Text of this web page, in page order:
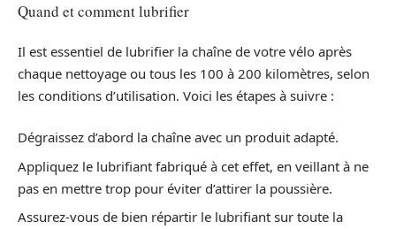
Quand et comment lubrifier
Il est essentiel de lubrifier la chaîne de votre vélo après
chaque nettoyage ou tous les 100 à 200 kilomètres, selon
les conditions d’utilisation. Voici les étapes à suivre :
Dégraissez d’abord la chaîne avec un produit adapté.
Appliquez le lubrifiant fabriqué à cet effet, en veillant à ne
pas en mettre trop pour éviter d’attirer la poussière.
Assurez-vous de bien répartir le lubrifiant sur toute la